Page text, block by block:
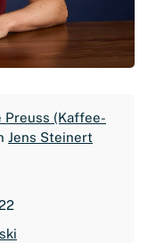
Preuss (Kaffee-
Jens Steinert